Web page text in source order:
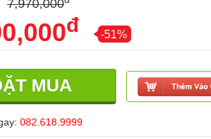
7,970,000
đ -51%
MUA
082.618.9999